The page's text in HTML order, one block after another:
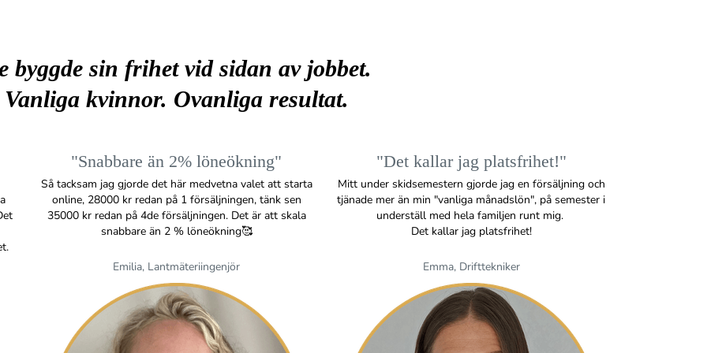
byggde sin frihet vid sidan av jobbet.
Vanliga kvinnor. Ovanliga resultat.
"Snabbare än 2% löneökning"
Så tacksam jag gjorde det här medvetna valet att starta
online, 28000 kr redan på 1 försäljningen, tänk sen
35000 kr redan på 4de försäljningen. Det är att skala
snabbare än 2 % löneökning🥰
Emilia, Lantmäteriingenjör
"Det kallar jag platsfrihet!"
Mitt under skidsemestern gjorde jag en försäljning och
tjänade mer än min "vanliga månadslön", på semester i
underställ med hela familjen runt mig.
Det kallar jag platsfrihet!
Emma, Drifttekniker